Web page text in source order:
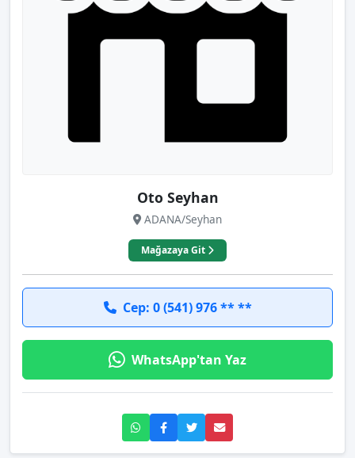
Oto Seyhan
ADANA/Seyhan
Mağazaya Git
Cep: 0 (541) 976 ** **
WhatsApp'tan Yaz